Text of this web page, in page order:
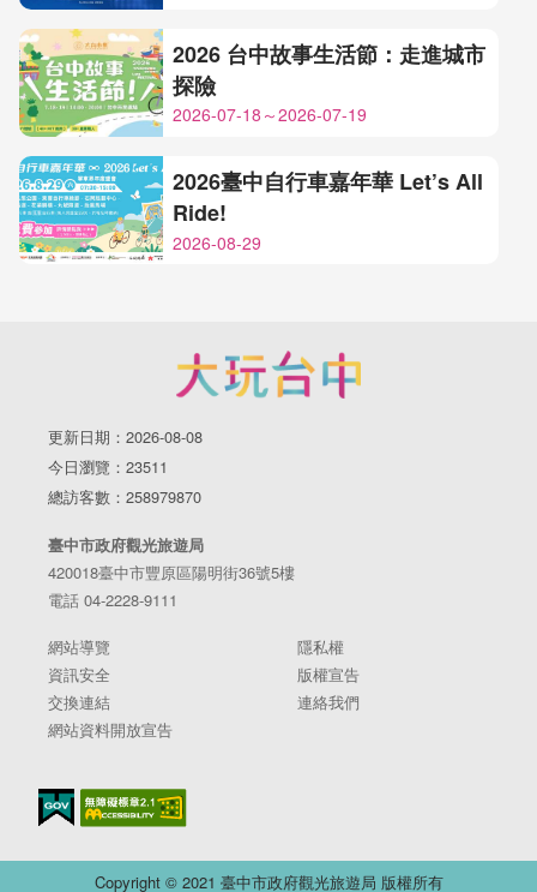
2026 台中故事生活節：走進城市
探險
2026-07-18～2026-07-19
2026臺中自行車嘉年華 Let’s All
Ride!
2026-08-29
更新日期：2026-08-08
今日瀏覽：23511
總訪客數：258979870
臺中市政府觀光旅遊局
420018臺中市豐原區陽明街36號5樓
電話 04-2228-9111
網站導覽
隱私權
資訊安全
版權宣告
交換連結
連絡我們
網站資料開放宣告
Copyright © 2021 臺中市政府觀光旅遊局 版權所有